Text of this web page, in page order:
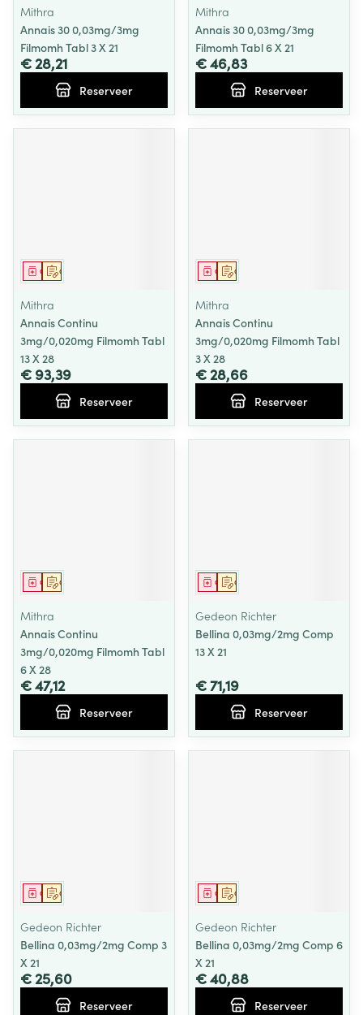
Mithra
Annais 30 0,03mg/3mg
Filmomh Tabl 3 X 21
€ 28,21
Reserveer
Mithra
Annais 30 0,03mg/3mg
Filmomh Tabl 6 X 21
€ 46,83
Reserveer
Op voorschrift
Geneesmiddel
Mithra
Annais Continu
3mg/0,020mg Filmomh Tabl
13 X 28
€ 93,39
Reserveer
Op voorschrift
Geneesmiddel
Mithra
Annais Continu
3mg/0,020mg Filmomh Tabl
3 X 28
€ 28,66
Reserveer
Op voorschrift
Geneesmiddel
Mithra
Annais Continu
3mg/0,020mg Filmomh Tabl
6 X 28
€ 47,12
Reserveer
Op voorschrift
Geneesmiddel
Gedeon Richter
Bellina 0,03mg/2mg Comp
13 X 21
€ 71,19
Reserveer
Op voorschrift
Geneesmiddel
Gedeon Richter
Bellina 0,03mg/2mg Comp 3
X 21
€ 25,60
Reserveer
Op voorschrift
Geneesmiddel
Gedeon Richter
Bellina 0,03mg/2mg Comp 6
X 21
€ 40,88
Reserveer